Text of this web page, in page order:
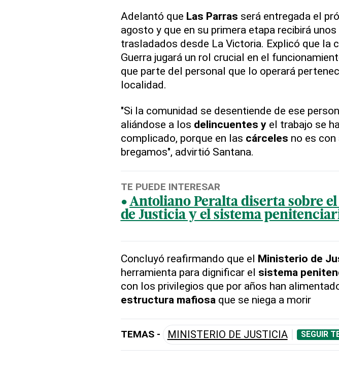
Adelantó que Las Parras será entregada el
agosto y que en su primera etapa recibirá unos
trasladados desde La Victoria. Explicó que la
Guerra jugará un rol crucial en el
que parte del personal que lo operará
localidad.
"Si la comunidad se desentiende de ese
aliándose a los delincuentes yel trabajo se
complicado, porque en las cárceles no es
bregamos", advirtió Santana.
TE PUEDE INTERESAR
Antoliano Peralta diserta sobre
de Justicia y el sistema
Concluyó reafirmando que el Ministerio de
herramienta para dignificar el sistema
con los privilegios que por años han
estructura mafiosa que se niega a morir
TEMAS - MINISTERIO DE JUSTICIA SEGUIR